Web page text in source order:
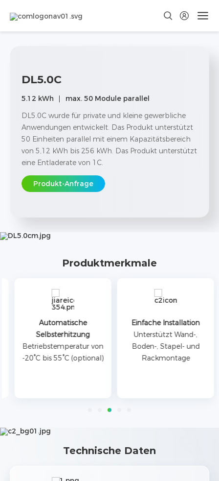
DL5.0C
5.12 kWh
max. 50 Module parallel
DL5.0C wurde für private und kleine gewerbliche
Anwendungen entwickelt. Das Produkt unterstützt
50 Einheiten parallel mit einem Kapazitätsbereich
von 5,12 kWh bis 256 kWh. Das Produkt unterstützt
eine Entladerate von 1C.
Produkt-Anfrage
Produktmerkmale
Automatische
Selbsterhitzung
Betriebstemperatur von
-20°C bis 55°C (optional)
Einfache Installation
Unterstützt Wand-,
Boden-, Stapel- und
Rackmontage
Technische Daten